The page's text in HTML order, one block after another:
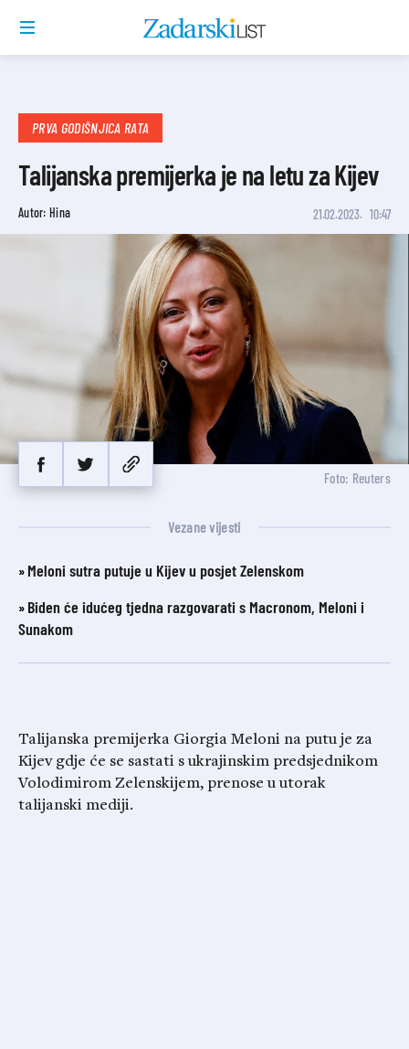
PRVA GODIŠNJICA RATA
Talijanska premijerka je na letu za Kijev
Autor: Hina 21.02.2023. 10:47
Foto: Reuters
Vezane vijesti
Meloni sutra putuje u Kijev u posjet Zelenskom
Biden će idućeg tjedna razgovarati s Macronom, Meloni i
Sunakom
Talijanska premijerka Giorgia Meloni na putu je za
Kijev gdje će se sastati s ukrajinskim predsjednikom
Volodimirom Zelenskijem, prenose u utorak
talijanski mediji.